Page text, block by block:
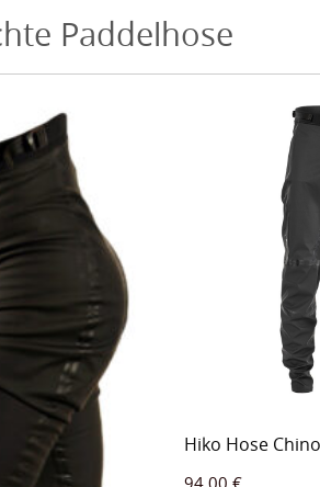
Paddelhose
Hiko Hose
94,00 €